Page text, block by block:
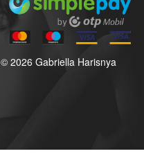
© 2026 Gabriella Harisnya